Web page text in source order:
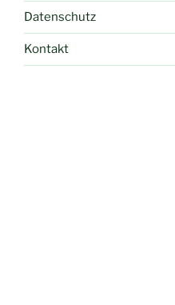
Datenschutz
Kontakt